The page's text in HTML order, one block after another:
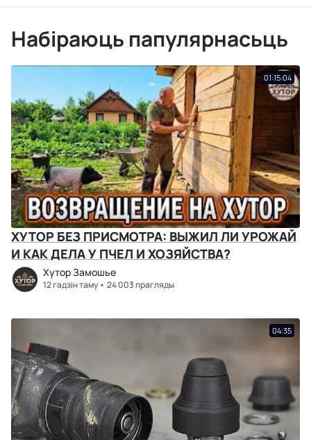
Набіраюць папулярнасьць
01:15:04
ХУТОР БЕЗ ПРИСМОТРА: ВЫЖИЛ ЛИ УРОЖАЙ
И КАК ДЕЛА У ПЧЕЛ И ХОЗЯЙСТВА?
Хутор Замошье
12 гадзін таму 24 003 прагляды
04:35